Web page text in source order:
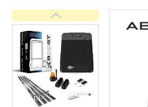
Фільонка
Фарба Hammerite, Грунти та
розчинники
Замки для воріт і хвірток